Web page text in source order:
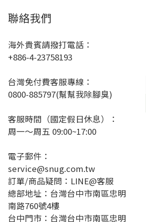
聯絡我們
海外貴賓請撥打電話：
+886-4-23758193
台灣免付費客服專線：
0800-885797(幫幫我除腳臭)
客服時間（國定假日休息）：
周一～周五 09:00~17:00
電子郵件：
service@snug.com.tw
訂單/商品疑問： LINE@客服
總部地址：台灣台中市南區忠明
南路760號4樓
台中門市：台灣台中市南區忠明